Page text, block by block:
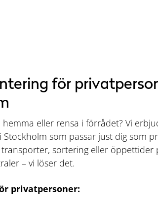
för
hemma eller rensa i förrådet? Vi
Stockholm som passar just dig som
sortering eller öppettider
– vi löser det.
privatpersoner: